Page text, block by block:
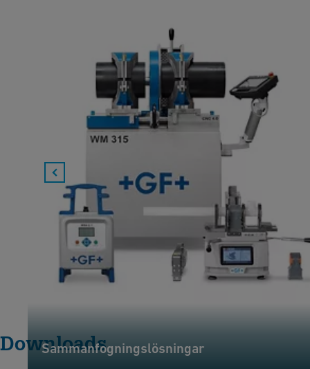
Sammanfogningslösningar
Downloads